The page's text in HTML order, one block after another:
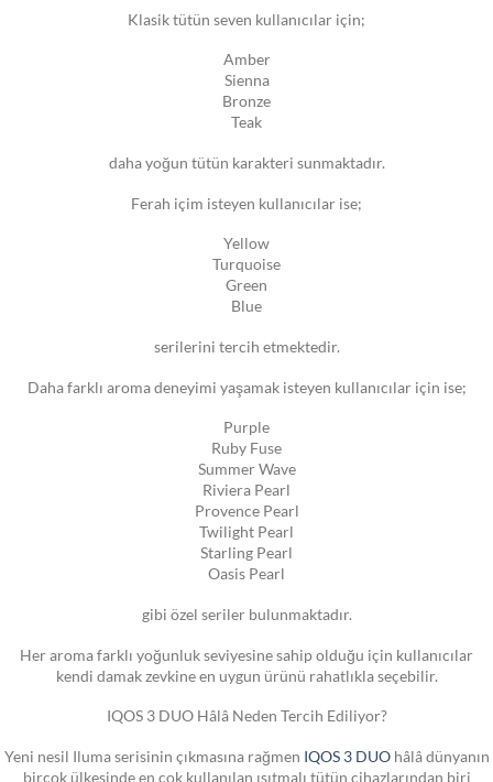
Klasik tütün seven kullanıcılar için;
Amber
Sienna
Bronze
Teak
daha yoğun tütün karakteri sunmaktadır.
Ferah içim isteyen kullanıcılar ise;
Yellow
Turquoise
Green
Blue
serilerini tercih etmektedir.
Daha farklı aroma deneyimi yaşamak isteyen kullanıcılar için ise;
Purple
Ruby Fuse
Summer Wave
Riviera Pearl
Provence Pearl
Twilight Pearl
Starling Pearl
Oasis Pearl
gibi özel seriler bulunmaktadır.
Her aroma farklı yoğunluk seviyesine sahip olduğu için kullanıcılar
kendi damak zevkine en uygun ürünü rahatlıkla seçebilir.
IQOS 3 DUO Hâlâ Neden Tercih Ediliyor?
Yeni nesil Iluma serisinin çıkmasına rağmen IQOS 3 DUOhâlâ dünyanın
birçok ülkesinde en çok kullanılan ısıtmalı tütün cihazlarından biri